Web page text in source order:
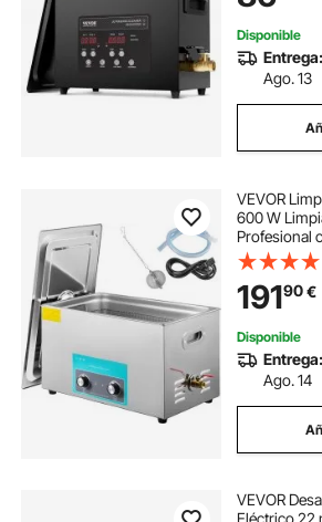
Retenedores
Disponible
Entrega:
Ago. 13
VEVOR
600 W
Profesional
Ajustable
Ultrasónica
Frecuencia
Reloj y Gafas
19190€
Disponible
Entrega:
Ago. 14
VEVOR